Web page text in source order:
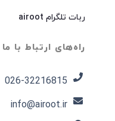
ربات تلگرام airoot
راه‌های ارتباط با ما
026-32216815​
info@airoot.ir